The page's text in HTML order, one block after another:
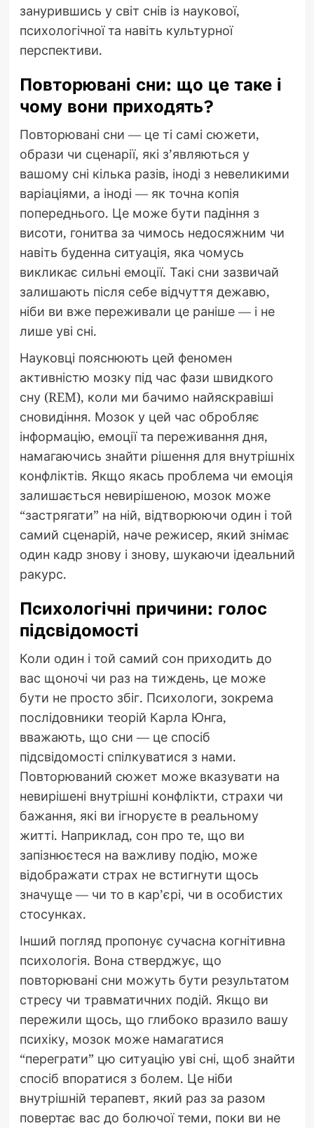
занурившись у світ снів із наукової,
психологічної та навіть культурної
перспективи.
Повторювані сни: що це таке і
чому вони приходять?
Повторювані сни — це ті самі сюжети,
образи чи сценарії, які з’являються у
вашому сні кілька разів, іноді з невеликими
варіаціями, а іноді — як точна копія
попереднього. Це може бути падіння з
висоти, гонитва за чимось недосяжним чи
навіть буденна ситуація, яка чомусь
викликає сильні емоції. Такі сни зазвичай
залишають після себе відчуття дежавю,
ніби ви вже переживали це раніше — і не
лише уві сні.
Науковці пояснюють цей феномен
активністю мозку під час фази швидкого
сну (REM), коли ми бачимо найяскравіші
сновидіння. Мозок у цей час обробляє
інформацію, емоції та переживання дня,
намагаючись знайти рішення для внутрішніх
конфліктів. Якщо якась проблема чи емоція
залишається невирішеною, мозок може
“застрягати” на ній, відтворюючи один і той
самий сценарій, наче режисер, який знімає
один кадр знову і знову, шукаючи ідеальний
ракурс.
Психологічні причини: голос
підсвідомості
Коли один і той самий сон приходить до
вас щоночі чи раз на тиждень, це може
бути не просто збіг. Психологи, зокрема
послідовники теорій Карла Юнга,
вважають, що сни — це спосіб
підсвідомості спілкуватися з нами.
Повторюваний сюжет може вказувати на
невирішені внутрішні конфлікти, страхи чи
бажання, які ви ігноруєте в реальному
житті. Наприклад, сон про те, що ви
запізнюєтеся на важливу подію, може
відображати страх не встигнути щось
значуще — чи то в кар’єрі, чи в особистих
стосунках.
Інший погляд пропонує сучасна когнітивна
психологія. Вона стверджує, що
повторювані сни можуть бути результатом
стресу чи травматичних подій. Якщо ви
пережили щось, що глибоко вразило вашу
психіку, мозок може намагатися
“переграти” цю ситуацію уві сні, щоб знайти
спосіб впоратися з болем. Це ніби
внутрішній терапевт, який раз за разом
повертає вас до болючої теми, поки ви не